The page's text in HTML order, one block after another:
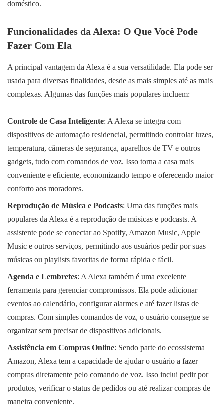
doméstico.
Funcionalidades da Alexa: O Que Você Pode
Fazer Com Ela
A principal vantagem da Alexa é a sua versatilidade. Ela pode ser
usada para diversas finalidades, desde as mais simples até as mais
complexas. Algumas das funções mais populares incluem:
Controle de Casa Inteligente: A Alexa se integra com
dispositivos de automação residencial, permitindo controlar luzes,
temperatura, câmeras de segurança, aparelhos de TV e outros
gadgets, tudo com comandos de voz. Isso torna a casa mais
conveniente e eficiente, economizando tempo e oferecendo maior
conforto aos moradores.
Reprodução de Música e Podcasts: Uma das funções mais
populares da Alexa é a reprodução de músicas e podcasts. A
assistente pode se conectar ao Spotify, Amazon Music, Apple
Music e outros serviços, permitindo aos usuários pedir por suas
músicas ou playlists favoritas de forma rápida e fácil.
Agenda e Lembretes: A Alexa também é uma excelente
ferramenta para gerenciar compromissos. Ela pode adicionar
eventos ao calendário, configurar alarmes e até fazer listas de
compras. Com simples comandos de voz, o usuário consegue se
organizar sem precisar de dispositivos adicionais.
Assistência em Compras Online: Sendo parte do ecossistema
Amazon, Alexa tem a capacidade de ajudar o usuário a fazer
compras diretamente pelo comando de voz. Isso inclui pedir por
produtos, verificar o status de pedidos ou até realizar compras de
maneira conveniente.